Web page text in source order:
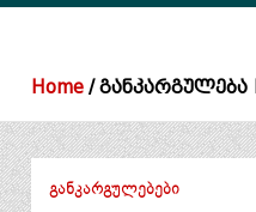
Home განკარგულება
ᲒᲐᲜᲙᲐᲠᲒᲣᲚᲔᲑᲔᲑᲘ